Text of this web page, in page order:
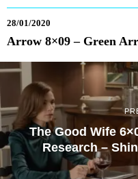
28/01/2020
Arrow 8×09 – Green
The Good Wife
Research –